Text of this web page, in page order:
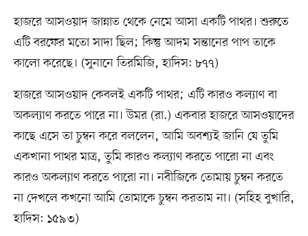
হাজরে আসওয়াদ জান্নাত থেকে নেমে আসা একটি পাথর। শুরুতে
এটি বরফের মতো সাদা ছিল; কিন্তু আদম সন্তানের পাপ তাকে
কালো করেছে। (সুনানে তিরমিজি, হাদিস: ৮৭৭)
হাজরে আসওয়াদ কেবলই একটি পাথর; এটি কারও কল্যাণ বা
অকল্যাণ করতে পারে না। উমর (রা.) একবার হাজরে আসওয়াদের
কাছে এসে তা চুম্বন করে বললেন, আমি অবশ্যই জানি যে তুমি
একখানা পাথর মাত্র, তুমি কারও কল্যাণ করতে পারো না এবং
কারও অকল্যাণ করতে পারো না। নবীজিকে তোমায় চুম্বন করতে
না দেখলে কখনো আমি তোমাকে চুম্বন করতাম না। (সহিহ বুখারি,
হাদিস: ১৫৯৩)